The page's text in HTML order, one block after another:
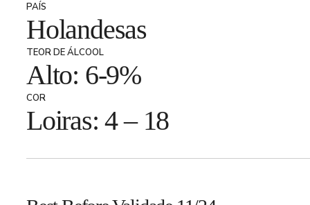
PAÍS
Holandesas
TEOR DE ÁLCOOL
Alto: 6-9%
COR
Loiras: 4 – 18